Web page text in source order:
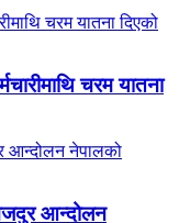
चरम यातना
आन्दोलन